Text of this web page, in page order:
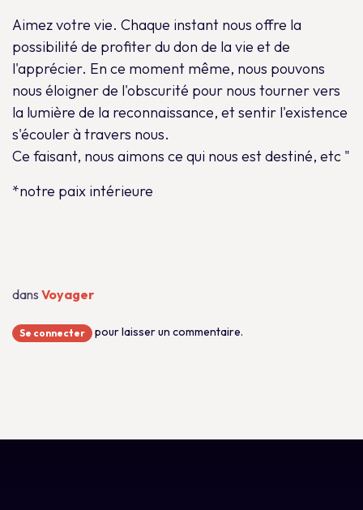
Aimez votre vie. Chaque instant nous offre la
possibilité de profiter du don de la vie et de
l'apprécier. En ce moment même, nous pouvons
nous éloigner de l'obscurité pour nous tourner vers
la lumière de la reconnaissance, et sentir l'existence
s'écouler à travers nous.
Ce faisant, nous aimons ce qui nous est destiné, etc "
*notre paix intérieure
dans Voyager
Se connecter pour laisser un commentaire.